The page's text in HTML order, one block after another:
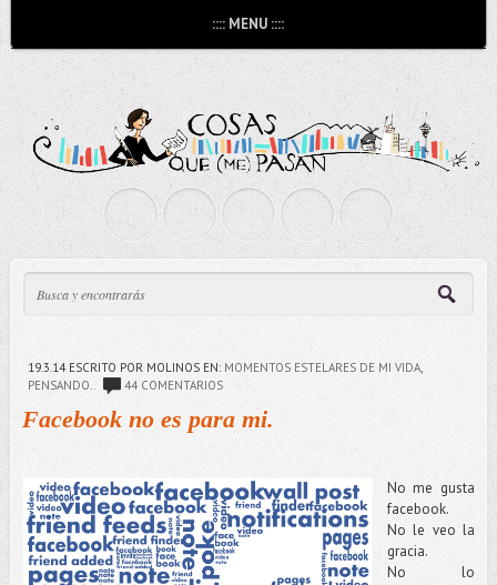
:::: MENU ::::
19.3.14ESCRITO POR MOLINOS EN: MOMENTOS ESTELARES DE MI VIDA,
PENSANDO..
44 COMENTARIOS
Facebook no es para mi.
No me gusta
facebook.
No le veo la
gracia.
No lo